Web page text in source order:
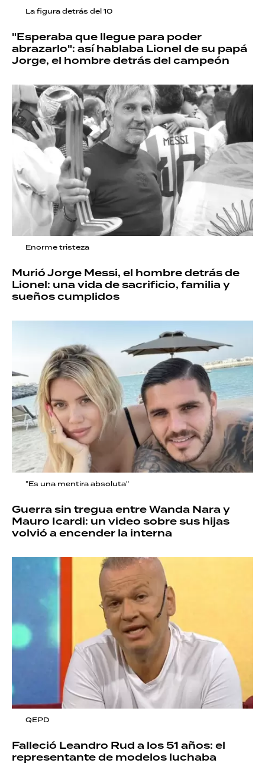
La figura detrás del 10
"Esperaba que llegue para poder
abrazarlo": así hablaba Lionel de su papá
Jorge, el hombre detrás del campeón
Enorme tristeza
Murió Jorge Messi, el hombre detrás de
Lionel: una vida de sacrificio, familia y
sueños cumplidos
"Es una mentira absoluta"
Guerra sin tregua entre Wanda Nara y
Mauro Icardi: un video sobre sus hijas
volvió a encender la interna
QEPD
Falleció Leandro Rud a los 51 años: el
representante de modelos luchaba